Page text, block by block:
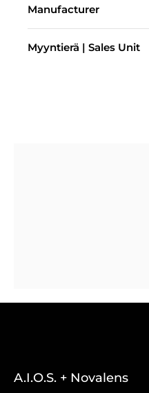
Manufacturer
Myyntierä | Sales Unit
A.I.O.S. + Novalens